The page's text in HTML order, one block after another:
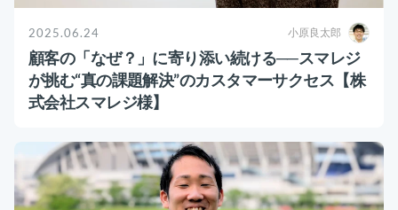
その他ご支援​
ユーザーインタビュー
インサイドセールス代行
お役立ち資料
事例
2025.06.24 小原良太郎
顧客の「なぜ？」に寄り添い続ける──スマレジ
が挑む“真の課題解決”のカスタマーサクセス【株
式会社スマレジ様】